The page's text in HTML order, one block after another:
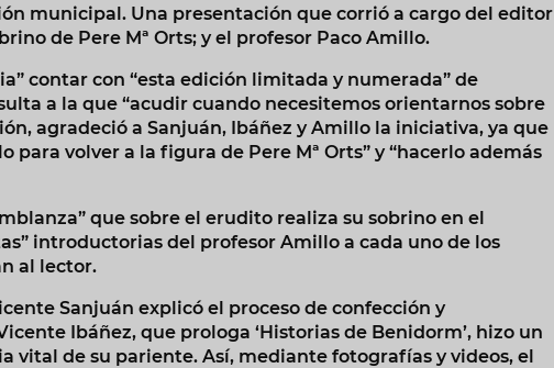
municipal. Una presentación que corrió a cargo del editor
de Pere Mª Orts; y el profesor Paco Amillo.
contar con “esta edición limitada y numerada” de
a la que “acudir cuando necesitemos orientarnos sobre
agradeció a Sanjuán, Ibáñez y Amillo la iniciativa, ya que
para volver a la figura de Pere Mª Orts” y “hacerlo además
que sobre el erudito realiza su sobrino en el
introductorias del profesor Amillo a cada uno de los
al lector.
Sanjuán explicó el proceso de confección y
Ibáñez, que prologa ‘Historias de Benidorm’, hizo un
vital de su pariente. Así, mediante fotografías y videos, el